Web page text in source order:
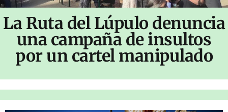
La Ruta del Lúpulo denuncia
una campaña de insultos
por un cartel manipulado